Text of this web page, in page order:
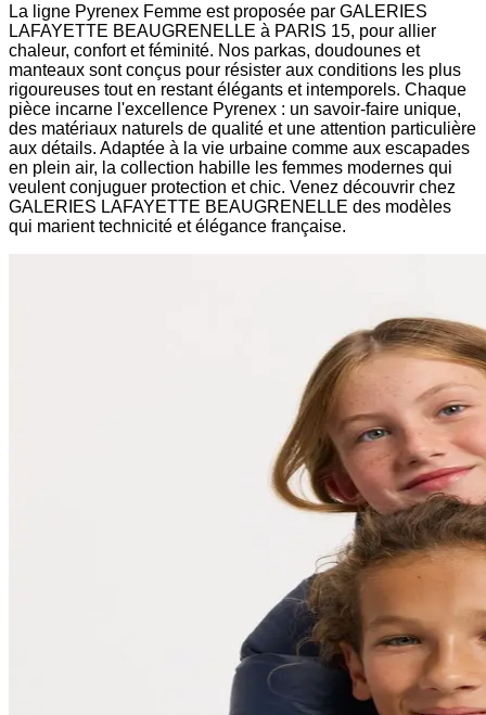
La ligne Pyrenex Femme est proposée par GALERIES
LAFAYETTE BEAUGRENELLE à PARIS 15, pour allier
chaleur, confort et féminité. Nos parkas, doudounes et
manteaux sont conçus pour résister aux conditions les plus
rigoureuses tout en restant élégants et intemporels. Chaque
pièce incarne l'excellence Pyrenex : un savoir-faire unique,
des matériaux naturels de qualité et une attention particulière
aux détails. Adaptée à la vie urbaine comme aux escapades
en plein air, la collection habille les femmes modernes qui
veulent conjuguer protection et chic. Venez découvrir chez
GALERIES LAFAYETTE BEAUGRENELLE des modèles
qui marient technicité et élégance française.